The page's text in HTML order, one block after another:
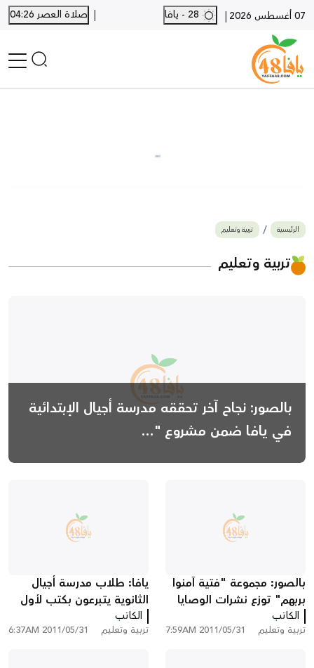
07 أغسطس 2026 |
| صلاة العصر 04:26
بيع وشراء
أخبار القدس
وفيات
الرئيسية تربية وتعليم
تربية وتعليم
بالصور: نجاح آخر تحققه مدرسة أجيال الإبتدائية
في يافا ضمن مشروع "...
بالصور: مجموعة "فتية آمنوا
بربهم" توزع نشرات الوصايا
العشرة والمأثورات على
طلاب المدارس في يافا
الكاتب
تربية وتعليم 2011/05/31 7:59AM
يافا: طلاب مدرسة أجيال
الثانوية يتبرعون بكتب لأول
مكتبة عربية في مستشفى
ايخيلوف
الكاتب
تربية وتعليم 2011/05/31 6:37AM